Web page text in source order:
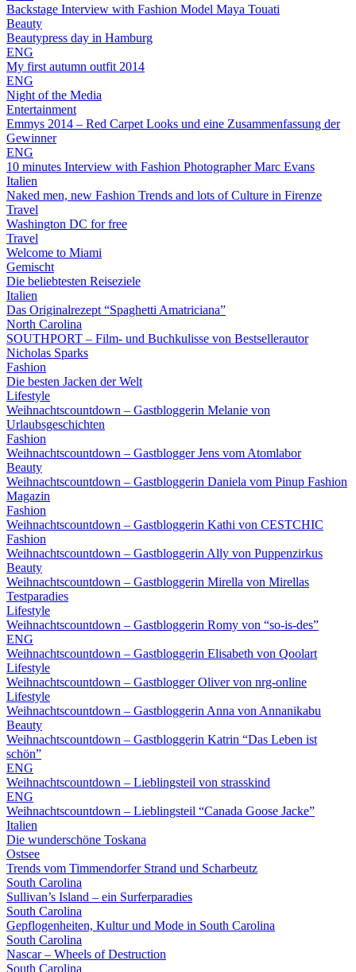
Backstage Interview with Fashion Model Maya Touati
Beauty
Beautypress day in Hamburg
ENG
My first autumn outfit 2014
ENG
Night of the Media
Entertainment
Emmys 2014 – Red Carpet Looks und eine Zusammenfassung der
Gewinner
ENG
10 minutes Interview with Fashion Photographer Marc Evans
Italien
Naked men, new Fashion Trends and lots of Culture in Firenze
Travel
Washington DC for free
Travel
Welcome to Miami
Gemischt
Die beliebtesten Reiseziele
Italien
Das Originalrezept “Spaghetti Amatriciana”
North Carolina
SOUTHPORT – Film- und Buchkulisse von Bestsellerautor
Nicholas Sparks
Fashion
Die besten Jacken der Welt
Lifestyle
Weihnachtscountdown – Gastbloggerin Melanie von
Urlaubsgeschichten
Fashion
Weihnachtscountdown – Gastblogger Jens vom Atomlabor
Beauty
Weihnachtscountdown – Gastbloggerin Daniela vom Pinup Fashion
Magazin
Fashion
Weihnachtscountdown – Gastbloggerin Kathi von CESTCHIC
Fashion
Weihnachtscountdown – Gastbloggerin Ally von Puppenzirkus
Beauty
Weihnachtscountdown – Gastbloggerin Mirella von Mirellas
Testparadies
Lifestyle
Weihnachtscountdown – Gastbloggerin Romy von “so-is-des”
ENG
Weihnachtscountdown – Gastbloggerin Elisabeth von Qoolart
Lifestyle
Weihnachtscountdown – Gastblogger Oliver von nrg-online
Lifestyle
Weihnachtscountdown – Gastbloggerin Anna von Annanikabu
Beauty
Weihnachtscountdown – Gastbloggerin Katrin “Das Leben ist
schön”
ENG
Weihnachtscountdown – Lieblingsteil von strasskind
ENG
Weihnachtscountdown – Lieblingsteil “Canada Goose Jacke”
Italien
Die wunderschöne Toskana
Ostsee
Trends vom Timmendorfer Strand und Scharbeutz
South Carolina
Sullivan’s Island – ein Surferparadies
South Carolina
Gepflogenheiten, Kultur und Mode in South Carolina
South Carolina
Nascar – Wheels of Destruction
South Carolina